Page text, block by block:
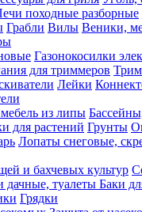
походные разборные
Грабли Вилы Веники,
Газонокосилки
для триммеров
Лейки
из липы
для растений Грунты
Лопаты снеговые,
и бахчевых культур
туалеты Баки
Грядки